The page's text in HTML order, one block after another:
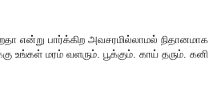
என்று பார்க்கிற அவசரமில்லாமல் நிதானமாக
உங்கள் மரம் வளரும். பூக்கும். காய் தரும். கனி